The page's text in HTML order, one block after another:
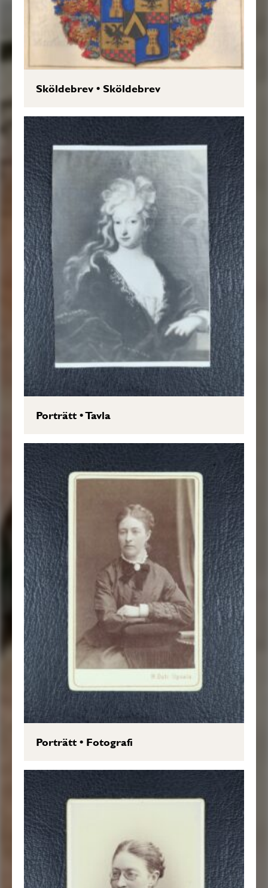
Sköldebrev•Sköldebrev
Porträtt•Tavla
Porträtt• Fotografi